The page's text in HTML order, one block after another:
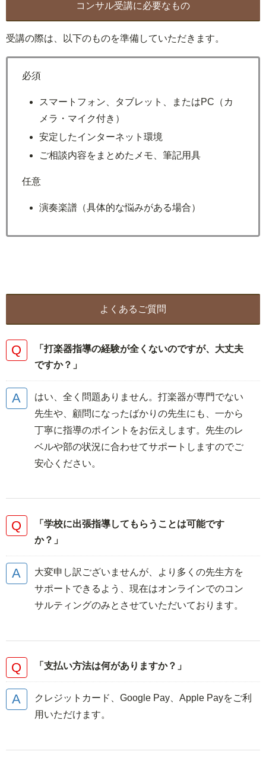
コンサル受講に必要なもの
受講の際は、以下のものを準備していただきます。
必須
スマートフォン、タブレット、またはPC（カ
メラ・マイク付き）
安定したインターネット環境
ご相談内容をまとめたメモ、筆記用具
任意
演奏楽譜（具体的な悩みがある場合）
よくあるご質問
「打楽器指導の経験が全くないのですが、大丈夫
ですか？」
はい、全く問題ありません。打楽器が専門でない
先生や、顧問になったばかりの先生にも、一から
丁寧に指導のポイントをお伝えします。先生のレ
ベルや部の状況に合わせてサポートしますのでご
安心ください。
「学校に出張指導してもらうことは可能です
か？」
大変申し訳ございませんが、より多くの先生方を
サポートできるよう、現在はオンラインでのコン
サルティングのみとさせていただいております。
「支払い方法は何がありますか？」
クレジットカード、Google Pay、Apple Payをご利
用いただけます。